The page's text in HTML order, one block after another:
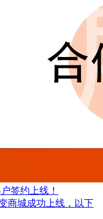
签约上线！
商城成功上线，以下